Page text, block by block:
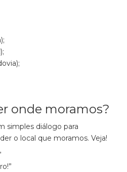
onde moramos?
simples diálogo para
o local que moramos. Veja!